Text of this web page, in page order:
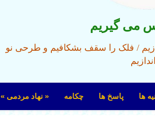
می گیریم
/ فلک را سقف بشکافیم و طرحی نو
ها پاسخ ها چکامه « نهاد مردمی »